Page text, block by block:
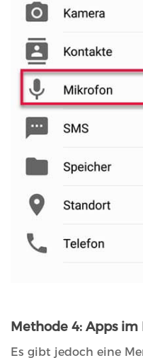
Methode 4: Apps
Es gibt jedoch eine